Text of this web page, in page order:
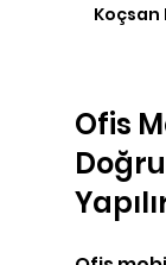
Koçsan
Ofis